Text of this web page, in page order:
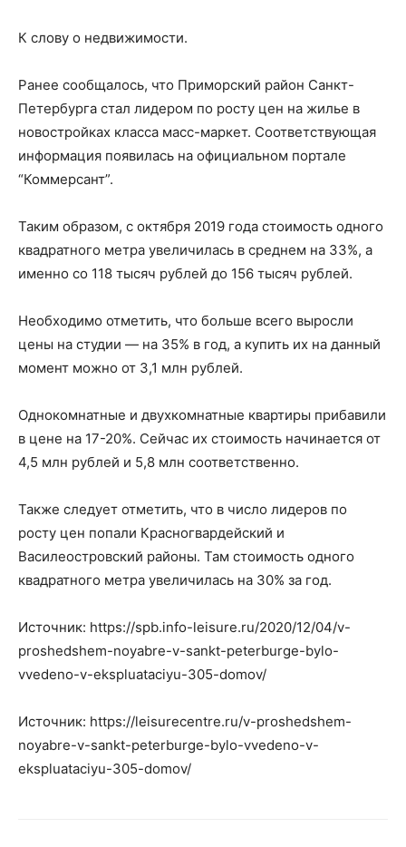
К слову о недвижимости.
Ранее сообщалось, что Приморский район Санкт-
Петербурга стал лидером по росту цен на жилье в
новостройках класса масс-маркет. Соответствующая
информация появилась на официальном портале
“Коммерсант”.
Таким образом, с октября 2019 года стоимость одного
квадратного метра увеличилась в среднем на 33%, а
именно со 118 тысяч рублей до 156 тысяч рублей.
Необходимо отметить, что больше всего выросли
цены на студии — на 35% в год, а купить их на данный
момент можно от 3,1 млн рублей.
Однокомнатные и двухкомнатные квартиры прибавили
в цене на 17-20%. Сейчас их стоимость начинается от
4,5 млн рублей и 5,8 млн соответственно.
Также следует отметить, что в число лидеров по
росту цен попали Красногвардейский и
Василеостровский районы. Там стоимость одного
квадратного метра увеличилась на 30% за год.
Источник: https://spb.info-leisure.ru/2020/12/04/v-
proshedshem-noyabre-v-sankt-peterburge-bylo-
vvedeno-v-ekspluataciyu-305-domov/
Источник: https://leisurecentre.ru/v-proshedshem-
noyabre-v-sankt-peterburge-bylo-vvedeno-v-
ekspluataciyu-305-domov/